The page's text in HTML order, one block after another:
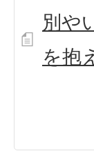
別や
を抱